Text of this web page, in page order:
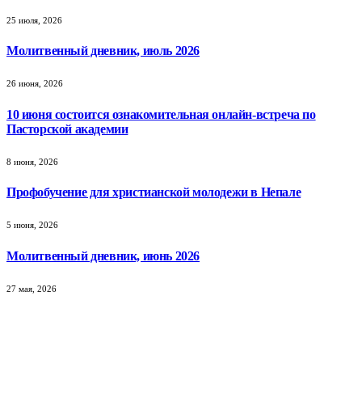
25 июля, 2026
Молитвенный дневник, июль 2026
26 июня, 2026
10 июня состоится ознакомительная онлайн-встреча по
Пасторской академии
8 июня, 2026
Профобучение для христианской молодежи в Непале
5 июня, 2026
Молитвенный дневник, июнь 2026
27 мая, 2026